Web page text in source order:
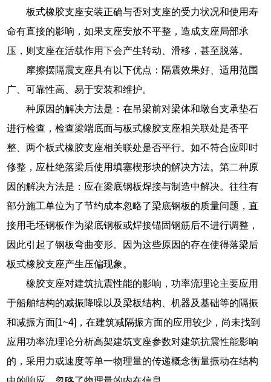
板式橡胶支座安装正确与否对支座的受力状况和使用寿
命有直接的影响，如果支座安放不平整，造成支座局部承
压，则支座在活载作用下会产生转动、滑移，甚至脱落。
摩擦摆隔震支座具有以下优点：隔震效果好、适用范围
广、可靠性高、易于安装和维护。
种原因的解决方法是：在吊梁前对梁体和墩台支承垫石
进行检查，检查梁端底面与板式橡胶支座相关联处是否平
整、两个板式橡胶支座相关联处是否平行。如不符合应即时
修整，应杜绝落梁后使用填塞楔形块的解决方法。第二种原
因的解决方法是：应在梁底钢板焊接与制造中解决。往往有
部分施工单位为了节约成本忽略了梁底钢板的质量问题，直
接用毛坯钢板作为梁底钢板或焊接锚固钢筋后不进行调整，
因此引起了钢板弯曲变形。因为这些原因的存在使得落梁后
板式橡胶支座产生压偏现象。
橡胶支座对建筑抗震性能的影响，功率流理论主要应用
于船舶结构的减振降噪以及梁板结构、机器及基础等的隔振
和减振方面[1~4]，在建筑减隔振方面的应用较少，尚未找到
应用功率流理论分析高架建筑支座参数对建筑抗震性能影响
的，采用力或速度等单一物理量的传递概念衡量振动在结构